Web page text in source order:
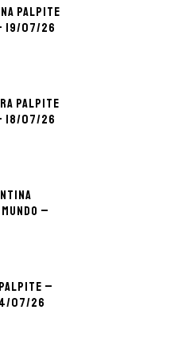
palpite
19/07/26
palpite
18/07/26
–
palpite –
07/26